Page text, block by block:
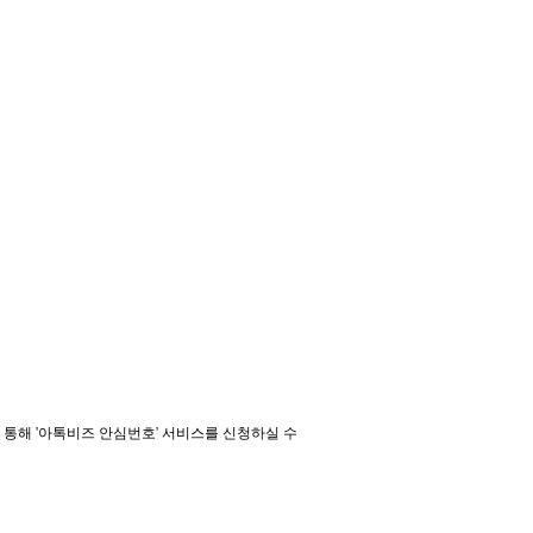
해 '아톡비즈 안심번호' 서비스를 신청하실 수